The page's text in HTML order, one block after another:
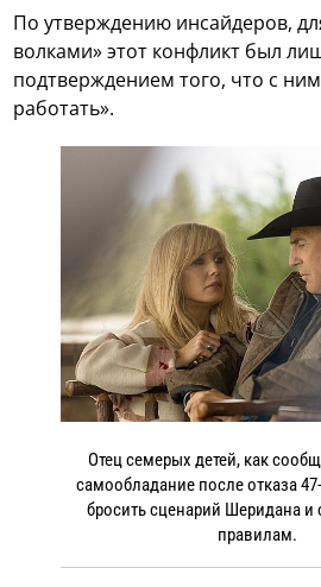
По утверждению инсайдеров,
волками» этот конфликт был
подтверждением того, что с
работать».
Отец семерых детей, как
самообладание после отказа
бросить сценарий Шеридана и
правилам.